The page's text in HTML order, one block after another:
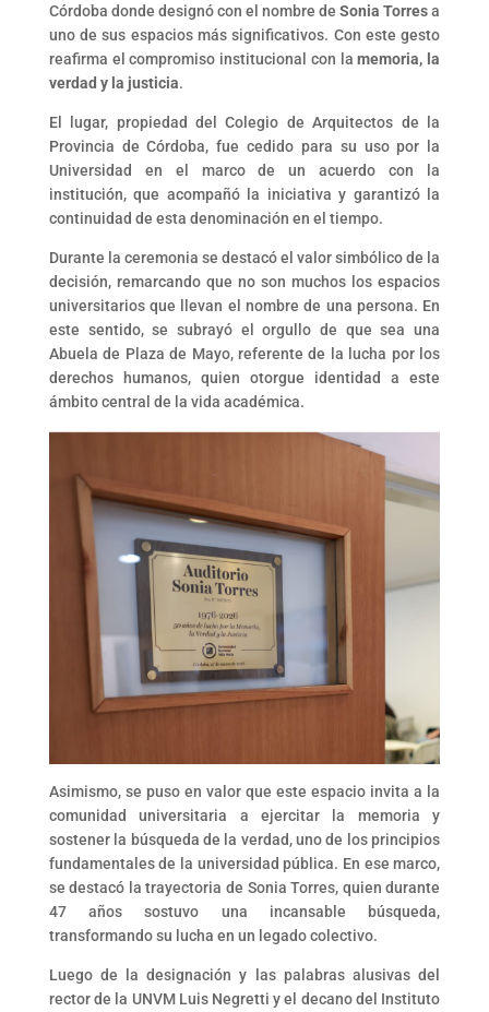
Córdoba donde designó con el nombre deSonia Torresa
uno de sus espacios más significativos. Con este gesto
reafirma el compromiso institucional con lamemoria, la
verdad y la justicia.
El lugar, propiedad del Colegio de Arquitectos de la
Provincia de Córdoba, fue cedido para su uso por la
Universidad en el marco de un acuerdo con la
institución, que acompañó la iniciativa y garantizó la
continuidad de esta denominación en el tiempo.
Durante la ceremonia se destacó el valor simbólico de la
decisión, remarcando que no son muchos los espacios
universitarios que llevan el nombre de una persona. En
este sentido, se subrayó el orgullo de que sea una
Abuela de Plaza de Mayo, referente de la lucha por los
derechos humanos, quien otorgue identidad a este
ámbito central de la vida académica.
Asimismo, se puso en valor que este espacio invita a la
comunidad universitaria a ejercitar la memoria y
sostener la búsqueda de la verdad, uno de los principios
fundamentales de la universidad pública. En ese marco,
se destacó la trayectoria de Sonia Torres, quien durante
47 años sostuvo una incansable búsqueda,
transformando su lucha en un legado colectivo.
Luego de la designación y las palabras alusivas del
rector de la UNVM Luis Negretti y el decano del Instituto